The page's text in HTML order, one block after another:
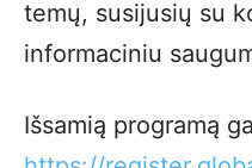
temų, susijusių su
informaciniu
Išsamią programą